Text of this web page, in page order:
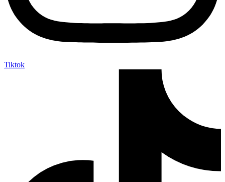
Tiktok